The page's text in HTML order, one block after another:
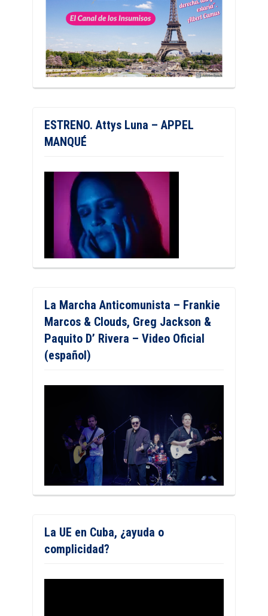
ESTRENO. Attys Luna – APPEL
MANQUÉ
La Marcha Anticomunista – Frankie
Marcos & Clouds, Greg Jackson &
Paquito D’ Rivera – Video Oficial
(español)
La UE en Cuba, ¿ayuda o
complicidad?